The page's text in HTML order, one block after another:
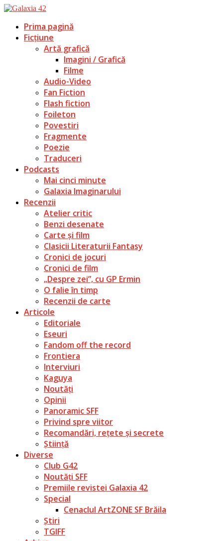
Prima pagină
Ficțiune
Artă grafică
Imagini / Grafică
Filme
Audio-Video
Fan Fiction
Flash fiction
Foileton
Povestiri
Fragmente
Poezie
Traduceri
Podcasts
Mai cinci minute
Galaxia Imaginarului
Recenzii
Atelier critic
Benzi desenate
Carte și film
Clasicii Literaturii Fantasy
Cronici de jocuri
Cronici de film
„Despre zei”, cu GP Ermin
O falie în timp
Recenzii de carte
Articole
Editoriale
Eseuri
Fandom off the record
Frontiera
Interviuri
Kaguya
Noutăți
Opinii
Panoramic SFF
Privind spre viitor
Recomandări, rețete și secrete
Știință
Diverse
Club G42
Noutăți SFF
Premiile revistei Galaxia 42
Special
Cenaclul ArtZONE SF Brăila
Știri
TGIFF